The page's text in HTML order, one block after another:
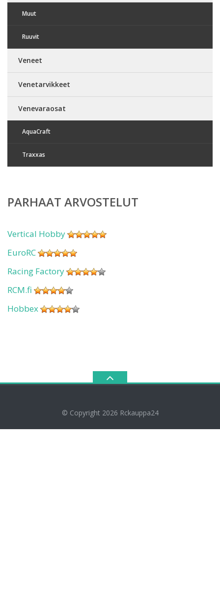
Muut
Ruuvit
Veneet
Venetarvikkeet
Venevaraosat
AquaCraft
Traxxas
PARHAAT ARVOSTELUT
Vertical Hobby
EuroRC
Racing Factory
RCM.fi
Hobbex
© Copyright 2026 Rckauppa24